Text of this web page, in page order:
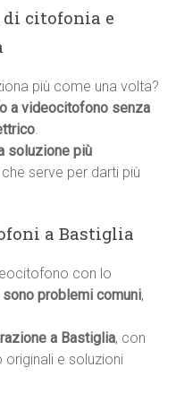
citofonia e
più come una volta?
a videocitofono senza
.
soluzione più
serve per darti più
a Bastiglia
con lo
sono problemi comuni,
a Bastiglia, con
e soluzioni